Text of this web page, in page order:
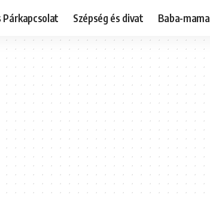
Párkapcsolat Szépség és divat Baba-mama